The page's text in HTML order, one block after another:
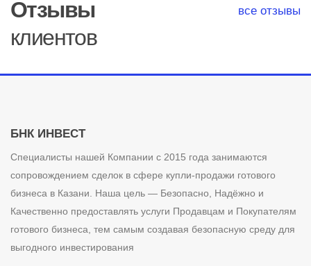
Отзывы
клиентов
все отзывы
БНК ИНВЕСТ
Специалисты нашей Компании с 2015 года занимаются
сопровождением сделок в сфере купли-продажи готового
бизнеса в Казани. Наша цель — Безопасно, Надёжно и
Качественно предоставлять услуги Продавцам и Покупателям
готового бизнеса, тем самым создавая безопасную среду для
выгодного инвестирования